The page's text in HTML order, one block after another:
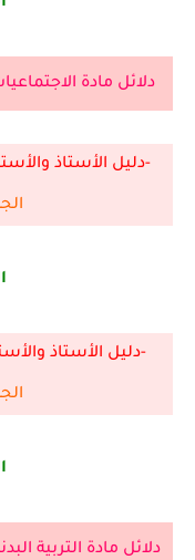
دلائل مادة
-دليل الأستاذ
-دليل الأستاذ
دلائل مادة التربية